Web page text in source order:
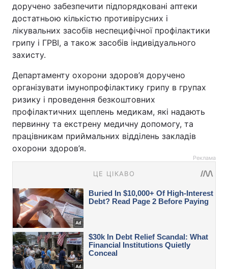
доручено забезпечити підпорядковані аптеки
достатньою кількістю противірусних і
лікувальних засобів неспецифічної профілактики
грипу і ГРВІ, а також засобів індивідуального
захисту.
Департаменту охорони здоров’я доручено
організувати імунопрофілактику грипу в групах
ризику і проведення безкоштовних
профілактичних щеплень медикам, які надають
первинну та екстрену медичну допомогу, та
працівникам приймальних відділень закладів
охорони здоров’я.
Реклама